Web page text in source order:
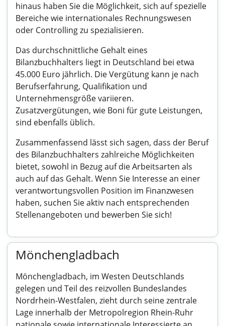
hinaus haben Sie die Möglichkeit, sich auf spezielle
Bereiche wie internationales Rechnungswesen
oder Controlling zu spezialisieren.
Das durchschnittliche Gehalt eines
Bilanzbuchhalters liegt in Deutschland bei etwa
45.000 Euro jährlich. Die Vergütung kann je nach
Berufserfahrung, Qualifikation und
Unternehmensgröße variieren.
Zusatzvergütungen, wie Boni für gute Leistungen,
sind ebenfalls üblich.
Zusammenfassend lässt sich sagen, dass der Beruf
des Bilanzbuchhalters zahlreiche Möglichkeiten
bietet, sowohl in Bezug auf die Arbeitsarten als
auch auf das Gehalt. Wenn Sie Interesse an einer
verantwortungsvollen Position im Finanzwesen
haben, suchen Sie aktiv nach entsprechenden
Stellenangeboten und bewerben Sie sich!
Mönchengladbach
Mönchengladbach, im Westen Deutschlands
gelegen und Teil des reizvollen Bundeslandes
Nordrhein-Westfalen, zieht durch seine zentrale
Lage innerhalb der Metropolregion Rhein-Ruhr